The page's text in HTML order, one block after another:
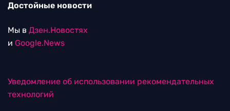
Достойные новости
Мы в Дзен.Новостях
и Google.News
Уведомление об использовании рекомендательных
технологий